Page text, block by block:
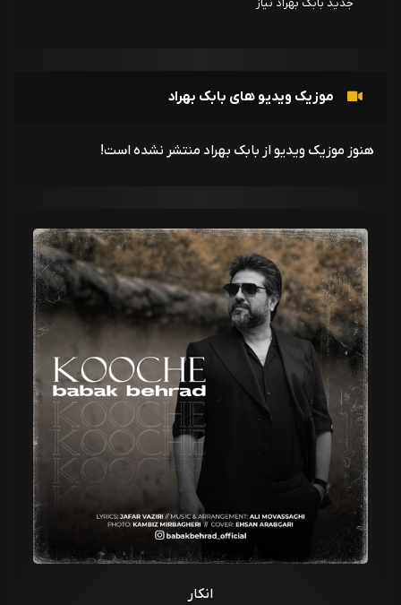
جدید بابک بهراد نیاز
موزیک ویدیو های بابک بهراد
هنوز موزیک ویدیو از بابک بهراد منتشر نشده است!
انکار